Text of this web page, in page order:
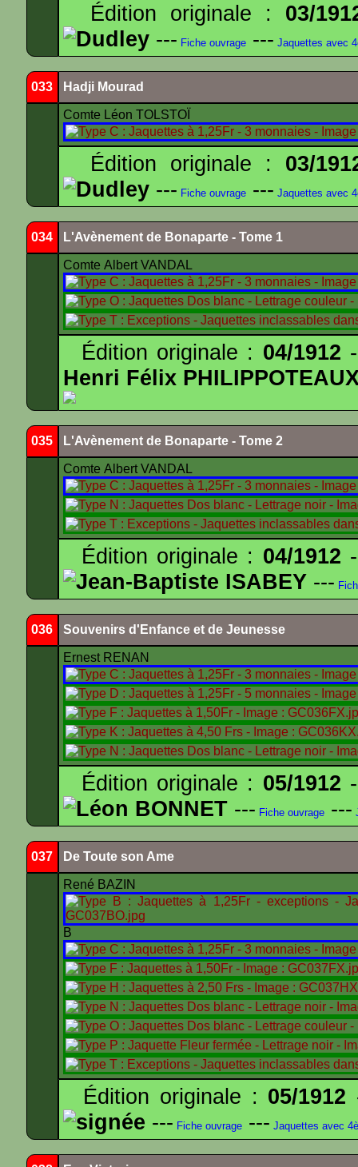
Édition originale : 03/
Dudley --- Fiche ouvrage --- Jaquettes avec
033 Hadji Mourad
Comte Léon TOLSTOÏ
Édition originale : 03/
Dudley --- Fiche ouvrage --- Jaquettes avec
034 L'Avènement de Bonaparte - Tome 1
Comte Albert VANDAL
Édition originale : 04/1912
Henri Félix
035 L'Avènement de Bonaparte - Tome 2
Comte Albert VANDAL
Édition originale : 04/1912
Jean-Baptiste ISABEY ---
036 Souvenirs d'Enfance et de Jeunesse
Ernest RENAN
Édition originale : 05/1912
Léon BONNET --- Fiche ouvrage ---
037 De Toute son Ame
René BAZIN
B
Édition originale : 05/1912
signée --- Fiche ouvrage --- Jaquettes avec